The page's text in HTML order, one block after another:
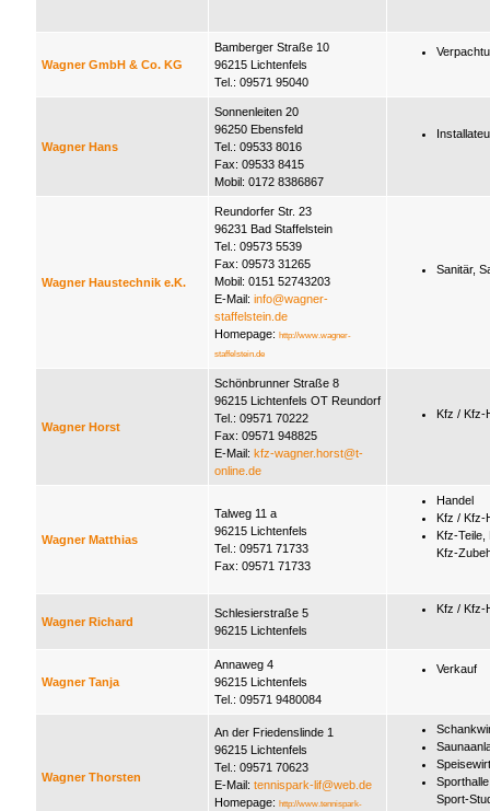
Wagner GmbH & Co. KG
Bamberger Straße 10
96215 Lichtenfels
Tel.: 09571 95040
Wagner Hans
Sonnenleiten 20
96250 Ebensfeld
Tel.: 09533 8016
Fax: 09533 8415
Mobil: 0172 8386867
Wagner Haustechnik e.K.
Reundorfer Str. 23
96231 Bad Staffelstein
Tel.: 09573 5539
Fax: 09573 31265
Mobil: 0151 52743203
E-Mail: info@wagner-
staffelstein.de
Homepage: http://www.wagner-
staffelstein.de
Sanitär,
Wagner Horst
Schönbrunner Straße 8
96215 Lichtenfels OT Reundorf
Tel.: 09571 70222
Fax: 09571 948825
E-Mail: kfz-wagner.horst@t-
online.de
Kfz / Kfz-
Wagner Matthias
Talweg 11 a
96215 Lichtenfels
Tel.: 09571 71733
Fax: 09571 71733
Handel
Kfz / Kfz-
Kfz-Teile,
Kfz-
Wagner Richard
Schlesierstraße 5
96215 Lichtenfels
Kfz / Kfz-
Wagner Tanja
Annaweg 4
96215 Lichtenfels
Tel.: 09571 9480084
Verkauf
Wagner Thorsten
An der Friedenslinde 1
96215 Lichtenfels
Tel.: 09571 70623
E-Mail: tennispark-lif@web.de
Homepage: http://www.tennispark-
Sport-